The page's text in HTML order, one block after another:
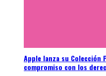
Apple lanza su Colección
compromiso con los